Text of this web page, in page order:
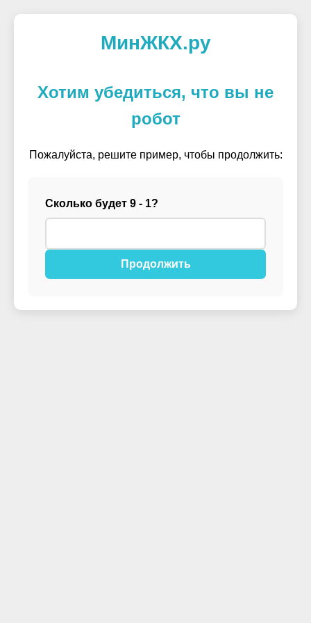
МинЖКХ.ру
Хотим убедиться, что вы не
робот
Пожалуйста, решите пример, чтобы продолжить:
Сколько будет 9 - 1?
Продолжить